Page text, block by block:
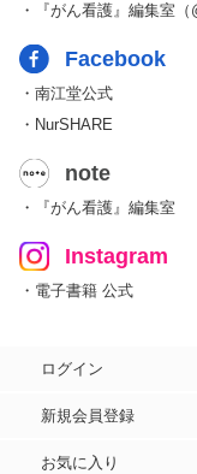
・『がん看護』編集室（
Facebook
・南江堂公式
・NurSHARE
note
・『がん看護』編集室
Instagram
・電子書籍 公式
ログイン
新規会員登録
お気に入り